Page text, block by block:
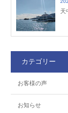
天
カテゴリー
お客様の声
お知らせ